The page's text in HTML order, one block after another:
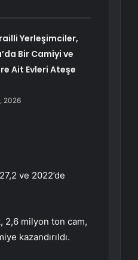
Yerleşimciler,
Bir Camiyi ve
Ait Evleri Ateşe
2026
ve 2022’de
2,6 milyon ton cam,
kazandırıldı.